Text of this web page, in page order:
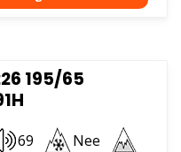
195/65
69
Nee